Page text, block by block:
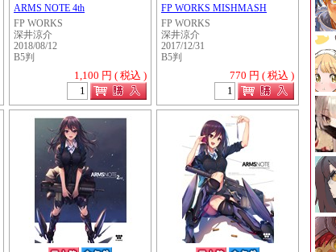
ARMS NOTE 4th
FP WORKS
深井涼介
2018/08/12
B5判
1,100 円 ( 税込 )
FP WORKS MISHMASH
FP WORKS
深井涼介
2017/12/31
B5判
770 円 ( 税込 )